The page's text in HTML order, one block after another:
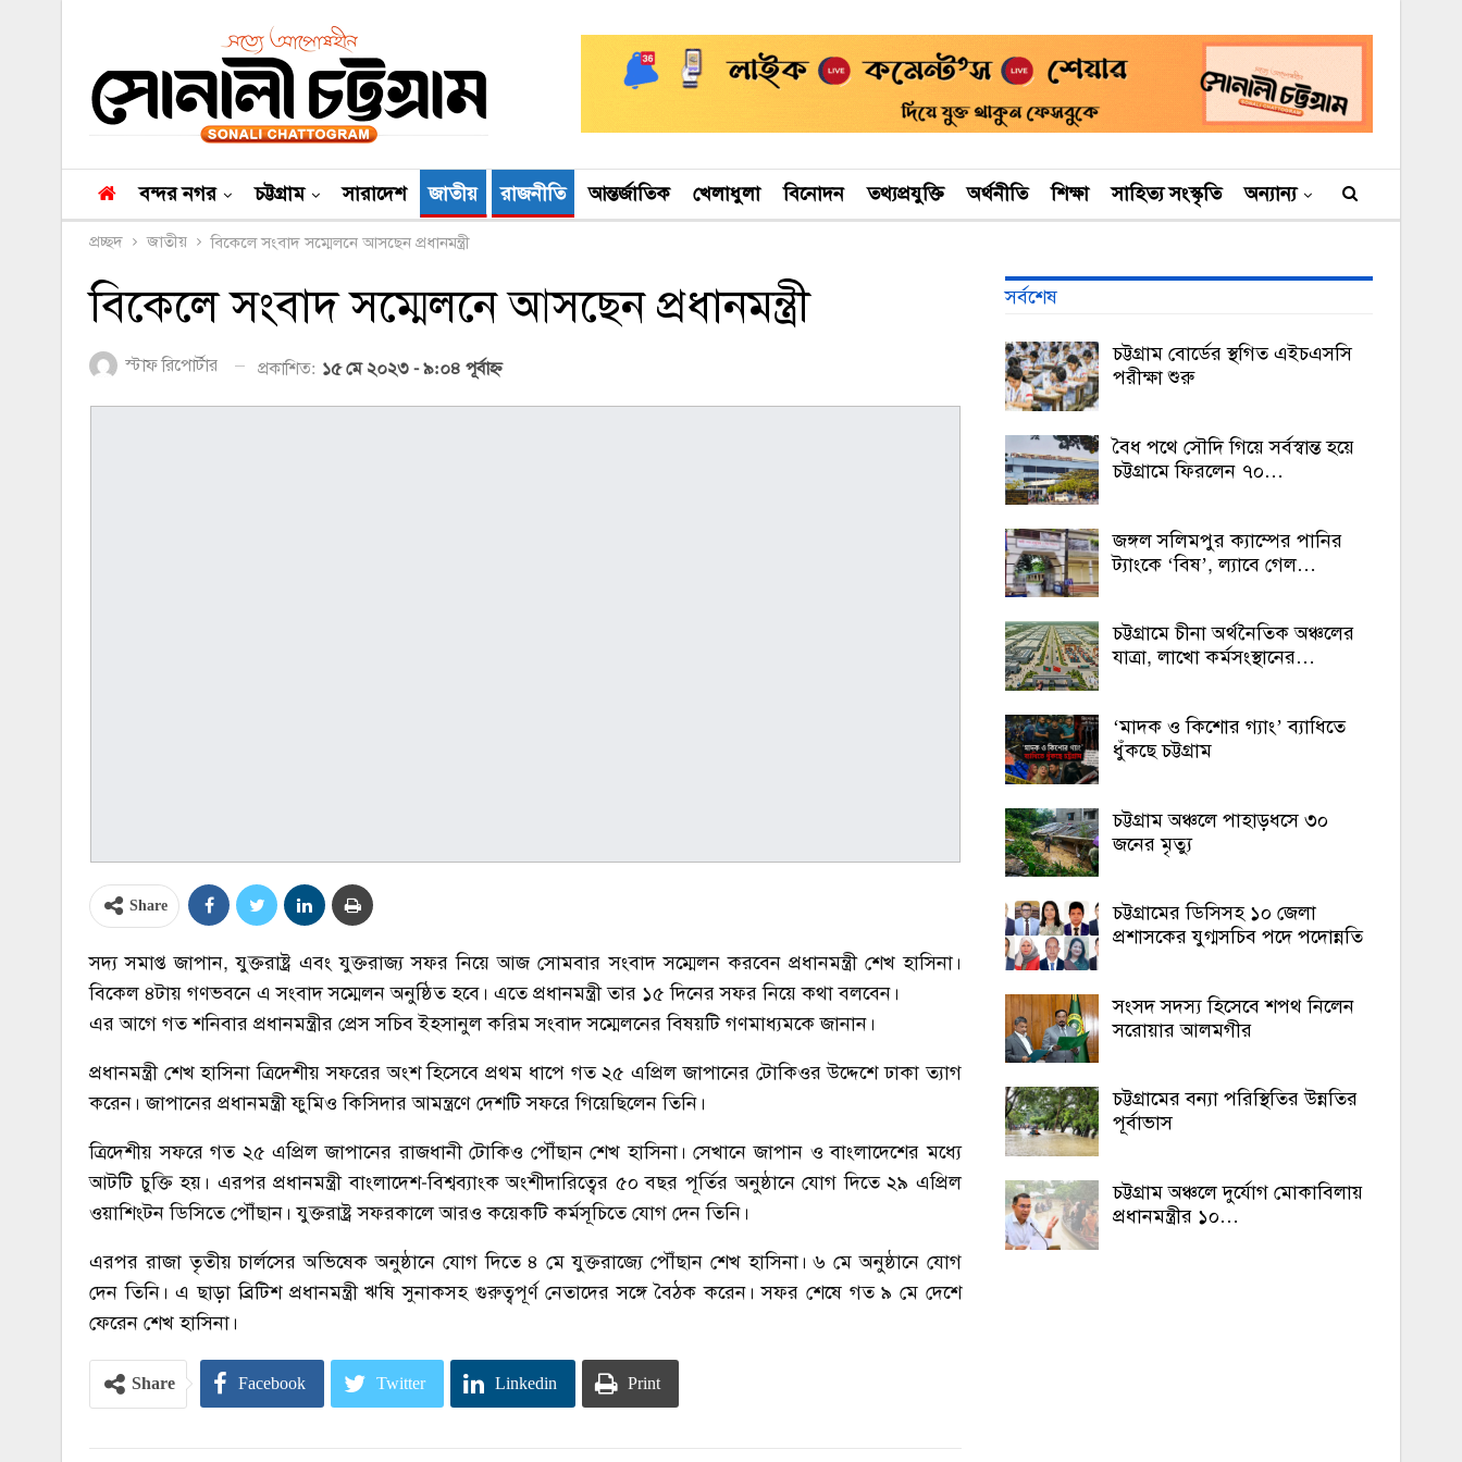
বন্দর নগর চট্টগ্রাম সারাদেশ জাতীয় রাজনীতি আন্তর্জাতিক খেলাধুলা বিনোদন তথ্যপ্রযুক্তি অর্থনীতি শিক্ষা সাহিত্য সংস্কৃতি অন্যান্য
প্রচ্ছদ জাতীয় বিকেলে সংবাদ সম্মেলনে আসছেন প্রধানমন্ত্রী
বিকেলে সংবাদ সম্মেলনে আসছেন প্রধানমন্ত্রী
স্টাফ রিপোর্টার প্রকাশিত: ১৫ মে ২০২৩ - ৯:০৪ পূর্বাহ্ণ
Share
সদ্য সমাপ্ত জাপান, যুক্তরাষ্ট্র এবং যুক্তরাজ্য সফর নিয়ে আজ সোমবার সংবাদ সম্মেলন করবেন প্রধানমন্ত্রী শেখ হাসিনা।
বিকেল ৪টায় গণভবনে এ সংবাদ সম্মেলন অনুষ্ঠিত হবে। এতে প্রধানমন্ত্রী তার ১৫ দিনের সফর নিয়ে কথা বলবেন।
এর আগে গত শনিবার প্রধানমন্ত্রীর প্রেস সচিব ইহসানুল করিম সংবাদ সম্মেলনের বিষয়টি গণমাধ্যমকে জানান।
প্রধানমন্ত্রী শেখ হাসিনা ত্রিদেশীয় সফরের অংশ হিসেবে প্রথম ধাপে গত ২৫ এপ্রিল জাপানের টোকিওর উদ্দেশে ঢাকা ত্যাগ
করেন। জাপানের প্রধানমন্ত্রী ফুমিও কিসিদার আমন্ত্রণে দেশটি সফরে গিয়েছিলেন তিনি।
ত্রিদেশীয় সফরে গত ২৫ এপ্রিল জাপানের রাজধানী টোকিও পৌঁছান শেখ হাসিনা। সেখানে জাপান ও বাংলাদেশের মধ্যে
আটটি চুক্তি হয়। এরপর প্রধানমন্ত্রী বাংলাদেশ-বিশ্বব্যাংক অংশীদারিত্বের ৫০ বছর পূর্তির অনুষ্ঠানে যোগ দিতে ২৯ এপ্রিল
ওয়াশিংটন ডিসিতে পৌঁছান। যুক্তরাষ্ট্র সফরকালে আরও কয়েকটি কর্মসূচিতে যোগ দেন তিনি।
এরপর রাজা তৃতীয় চার্লসের অভিষেক অনুষ্ঠানে যোগ দিতে ৪ মে যুক্তরাজ্যে পৌঁছান শেখ হাসিনা। ৬ মে অনুষ্ঠানে যোগ
দেন তিনি। এ ছাড়া ব্রিটিশ প্রধানমন্ত্রী ঋষি সুনাকসহ গুরুত্বপূর্ণ নেতাদের সঙ্গে বৈঠক করেন। সফর শেষে গত ৯ মে দেশে
ফেরেন শেখ হাসিনা।
Share Facebook Twitter Linkedin Print
সর্বশেষ
চট্টগ্রাম বোর্ডের স্থগিত এইচএসসি
পরীক্ষা শুরু
বৈধ পথে সৌদি গিয়ে সর্বস্বান্ত হয়ে
চট্টগ্রামে ফিরলেন ৭০…
জঙ্গল সলিমপুর ক্যাম্পের পানির
ট্যাংকে ‘বিষ’, ল্যাবে গেল…
চট্টগ্রামে চীনা অর্থনৈতিক অঞ্চলের
যাত্রা, লাখো কর্মসংস্থানের…
‘মাদক ও কিশোর গ্যাং’ ব্যাধিতে
ধুঁকছে চট্টগ্রাম
চট্টগ্রাম অঞ্চলে পাহাড়ধসে ৩০
জনের মৃত্যু
চট্টগ্রামের ডিসিসহ ১০ জেলা
প্রশাসকের যুগ্মসচিব পদে পদোন্নতি
সংসদ সদস্য হিসেবে শপথ নিলেন
সরোয়ার আলমগীর
চট্টগ্রামের বন্যা পরিস্থিতির উন্নতির
পূর্বাভাস
চট্টগ্রাম অঞ্চলে দুর্যোগ মোকাবিলায়
প্রধানমন্ত্রীর ১০…